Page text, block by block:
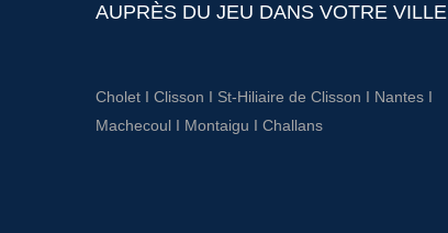
AUPRÈS DU JEU DANS VOTRE VILLE
CholetI Clisson I St-Hiliaire de Clisson I NantesI
Machecoul I Montaigu I Challans